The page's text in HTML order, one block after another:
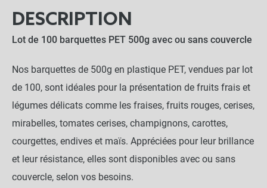
DESCRIPTION
Lot de 100 barquettes PET 500g avec ou sans couvercle
Nos barquettes de 500g en plastique PET, vendues par lot
de 100, sont idéales pour la présentation de fruits frais et
légumes délicats comme les fraises, fruits rouges, cerises,
mirabelles, tomates cerises, champignons, carottes,
courgettes, endives et maïs. Appréciées pour leur brillance
et leur résistance, elles sont disponibles avec ou sans
couvercle, selon vos besoins.